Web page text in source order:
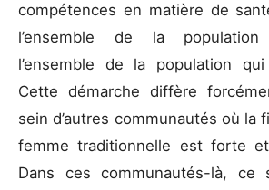
compétences en matière de
l’ensemble de la population
l’ensemble de la population
Cette démarche diffère
sein d’autres communautés où la
femme traditionnelle est forte
Dans ces communautés-là, ce